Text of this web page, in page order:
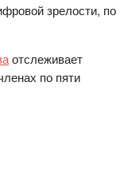
зрелости, по
отслеживает
по пяти